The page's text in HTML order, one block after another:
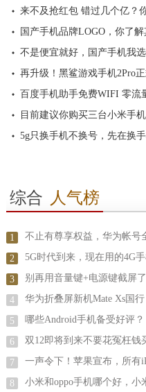
来不及抢红包 错过几个亿？
国产手机品牌LOGO，你了解
不是便宜就好，国产手机我
再升级！黑鲨游戏手机2Pro
百度手机助手免费WIFI 零流
目前建议你购买三台小米手
5g只换手机不换号，先在换
综合 人气榜
1 不止有尊享权益，华为帐号
2 5G时代到来，现在用的4G
3 别再用音量键+电源键截屏
4 华为折叠屏新机Mate Xs国行
5 哪些Android手机备受好评？
6 双12即将到来不要花冤枉钱
7 一声令下！苹果宣布，所有
8 小米和oppo手机哪个好，小